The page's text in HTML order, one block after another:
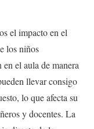
el impacto en el
los niños
el aula de manera
llevar consigo
lo que afecta su
y docentes. La